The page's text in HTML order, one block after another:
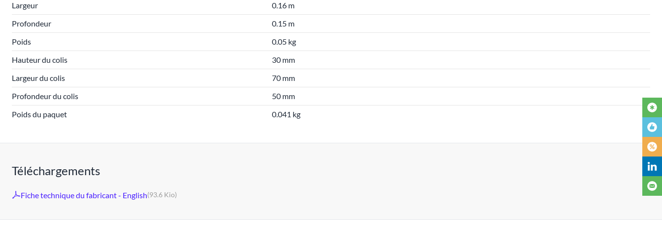
Largeur
0.16 m
Profondeur
0.15 m
Poids
0.05 kg
Hauteur du colis
30 mm
Largeur du colis
70 mm
Profondeur du colis
50 mm
Poids du paquet
0.041 kg
Téléchargements
Fiche technique du fabricant - English(93.6 Kio)